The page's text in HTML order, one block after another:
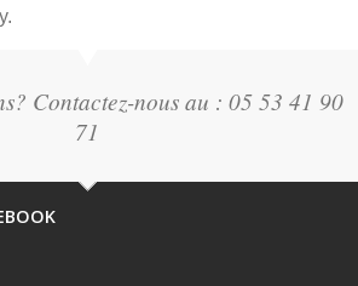
Contactez-nous au : 05 53 41 90
71